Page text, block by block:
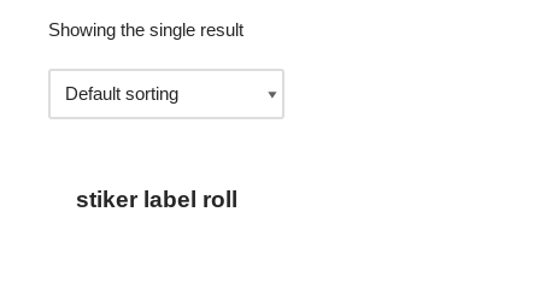
Showing the single result
stiker label roll